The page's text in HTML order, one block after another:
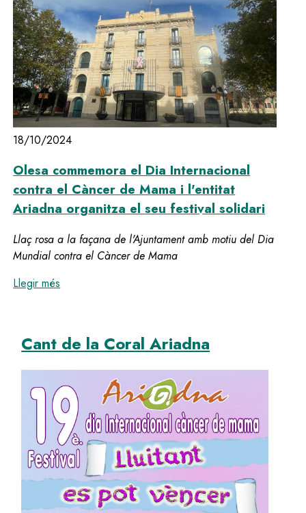
18/10/2024
Olesa commemora el Dia Internacional
contra el Càncer de Mama i l'entitat
Ariadna organitza el seu festival solidari
Llaç rosa a la façana de l'Ajuntament amb motiu del Dia
Mundial contra el Càncer de Mama
Llegir més
Cant de la Coral Ariadna